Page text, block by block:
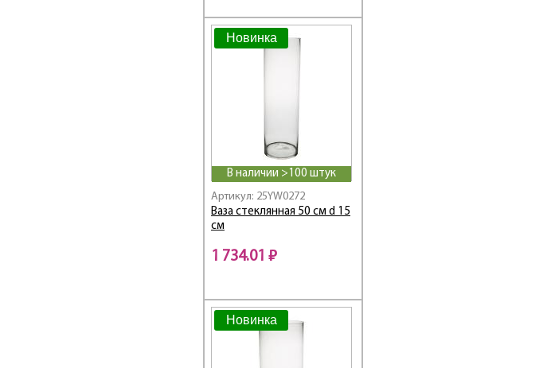
Новинка
В наличии >100 штук
Артикул: 25YW0272
Ваза стеклянная 50 см d 15
см
1 734.01 ₽
Новинка